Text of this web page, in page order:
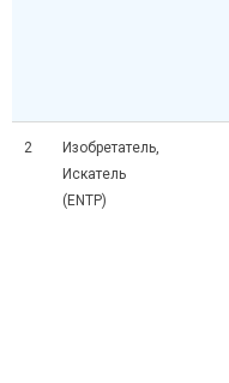
2
Изобретатель,
Искатель
(ENTP)